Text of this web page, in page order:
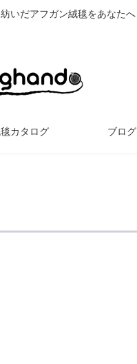
いだアフガン絨毯をあなたへ
カタログ ブログ